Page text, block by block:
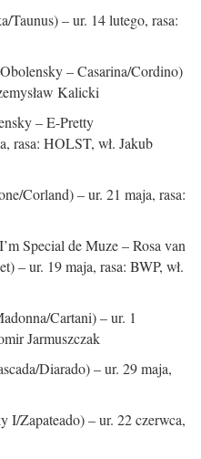
Taunus) – ur. 14 lutego, rasa:
– Casarina/Cordino)
Kalicki
– E-Pretty
rasa: HOLST, wł. Jakub
Corland) – ur. 21 maja, rasa:
Special de Muze – Rosa van
– ur. 19 maja, rasa: BWP, wł.
Cartani) – ur. 1
Jarmuszczak
Diarado) – ur. 29 maja,
Zapateado) – ur. 22 czerwca,